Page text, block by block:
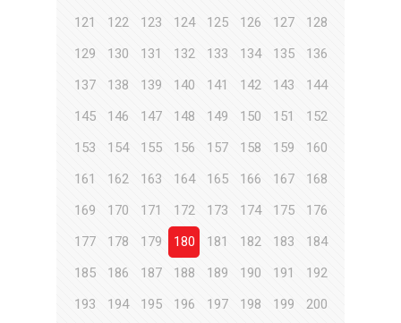
121
122 123 124 125 126 127
128
129
130 131 132 133 134 135
136
137
138 139 140 141 142 143
144
145
146 147 148 149 150 151
152
153
154 155 156 157 158 159
160
161
162 163 164 165 166 167
168
169
170 171 172 173 174 175
176
177
178 179 180 181 182 183
184
185
186 187 188 189 190 191
192
193
194 195 196 197 198 199
200